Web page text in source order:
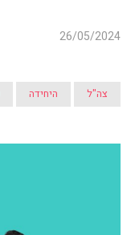
26/05/2024
צה"ל היחידה